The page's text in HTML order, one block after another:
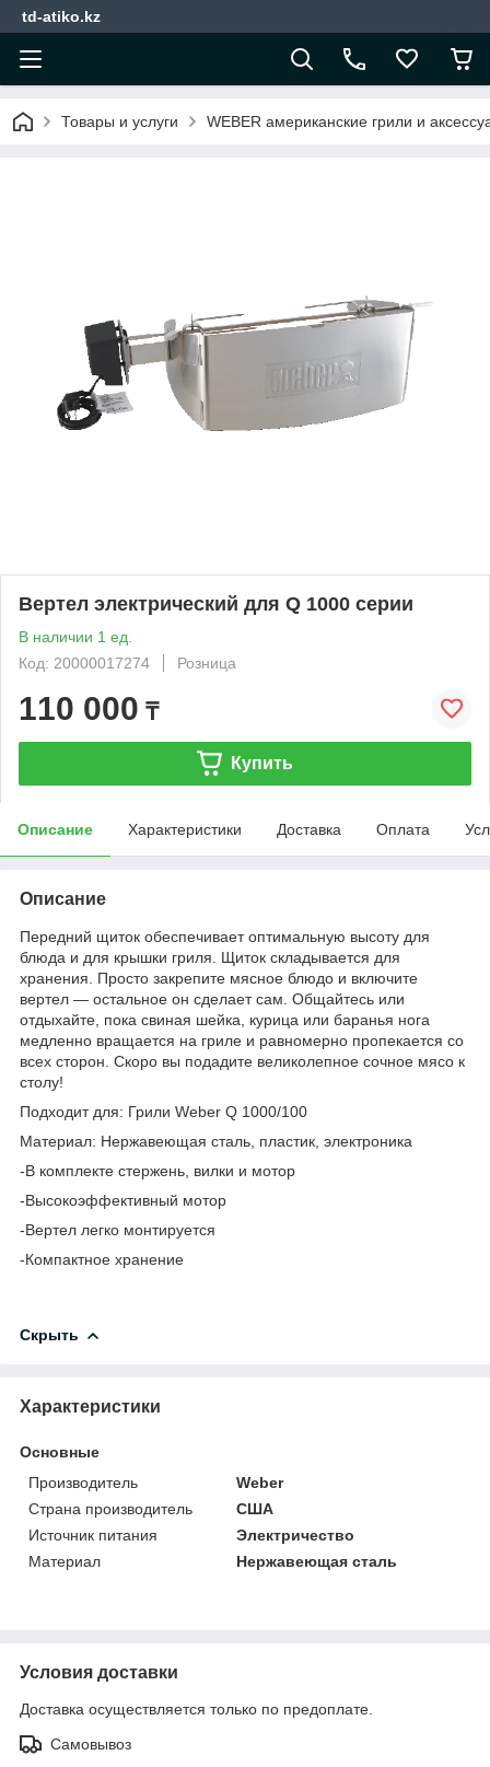
td-atiko.kz
Товары и услуги WEBER американские грили и
Вертел электрический для Q 1000 серии
В наличии 1 ед.
Код: 20000017274
Розница
110 000 ₸
Купить
Описание Характеристики Доставка Оплата
Описание
Передний щиток обеспечивает оптимальную высоту для
блюда и для крышки гриля. Щиток складывается для
хранения. Просто закрепите мясное блюдо и включите
вертел — остальное он сделает сам. Общайтесь или
отдыхайте, пока свиная шейка, курица или баранья нога
медленно вращается на гриле и равномерно пропекается со
всех сторон. Скоро вы подадите великолепное сочное мясо к
столу!
Подходит для: Грили Weber Q 1000/100
Материал: Нержавеющая сталь, пластик, электроника
-В комплекте стержень, вилки и мотор
-Высокоэффективный мотор
-Вертел легко монтируется
-Компактное хранение
Скрыть
Характеристики
Основные
Производитель
Weber
Страна производитель
США
Источник питания
Электричество
Материал
Нержавеющая сталь
Условия доставки
Доставка осуществляется только по предоплате.
Самовывоз